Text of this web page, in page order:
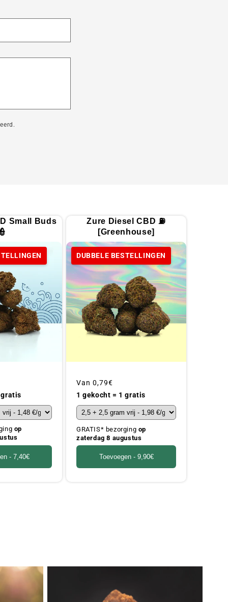
Small Buds
gratis
op
- 7,40€
Zure Diesel CBD ⛽
[Greenhouse]
DUBBELE BESTELLINGEN
Gebruikelijke
prijs
Van 0,79€
1 gekocht = 1 gratis
GRATIS* bezorging op
zaterdag 8 augustus
Toevoegen - 9,90€